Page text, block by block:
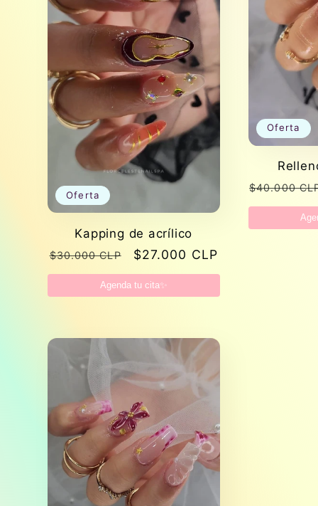
i
ó
n
Oferta
Kapping de acrílico
Precio
habitual
$30.000 CLP
Precio
de
oferta
$27.000 CLP
Agenda tu cita✨
Oferta
Precio
habitual
$40.000